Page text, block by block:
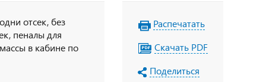
отсек, без
пеналы для
в кабине по
Распечатать
Скачать PDF
Поделиться